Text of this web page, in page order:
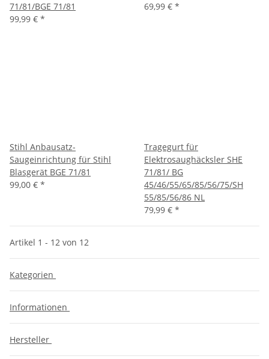
71/81/BGE 71/81
99,99 € *
69,99 € *
Stihl Anbausatz-
Saugeinrichtung für Stihl
Blasgerät BGE 71/81
99,00 € *
Tragegurt für
Elektrosaughäcksler SHE
71/81/ BG
45/46/55/65/85/56/75/SH
55/85/56/86 NL
79,99 € *
Artikel 1 - 12 von 12
Kategorien
Informationen
Hersteller